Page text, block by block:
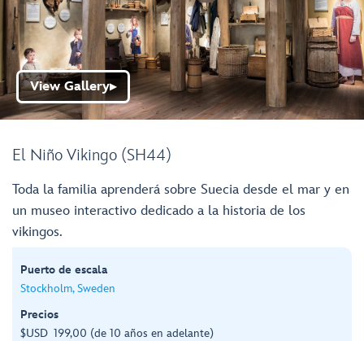
El Niño Vikingo (SH44)
View Gallery▶
Toda la familia aprenderá sobre Suecia desde el mar y en
un museo interactivo dedicado a la historia de los
vikingos.
Puerto de escala
Stockholm, Sweden
Precios
$USD 199,00 (de 10 años en adelante)